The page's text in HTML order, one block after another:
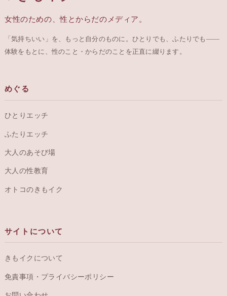
女性のための、性とからだのメディア。
「気持ちいい」を、もっと自分のものに。ひとりでも、ふたりでも——
体験をもとに、性のこと・からだのことを正直に綴ります。
めぐる
ひとりエッチ
ふたりエッチ
大人のあそび場
大人の性教育
オトコのきもイク
サイトについて
きもイクについて
免責事項・プライバシーポリシー